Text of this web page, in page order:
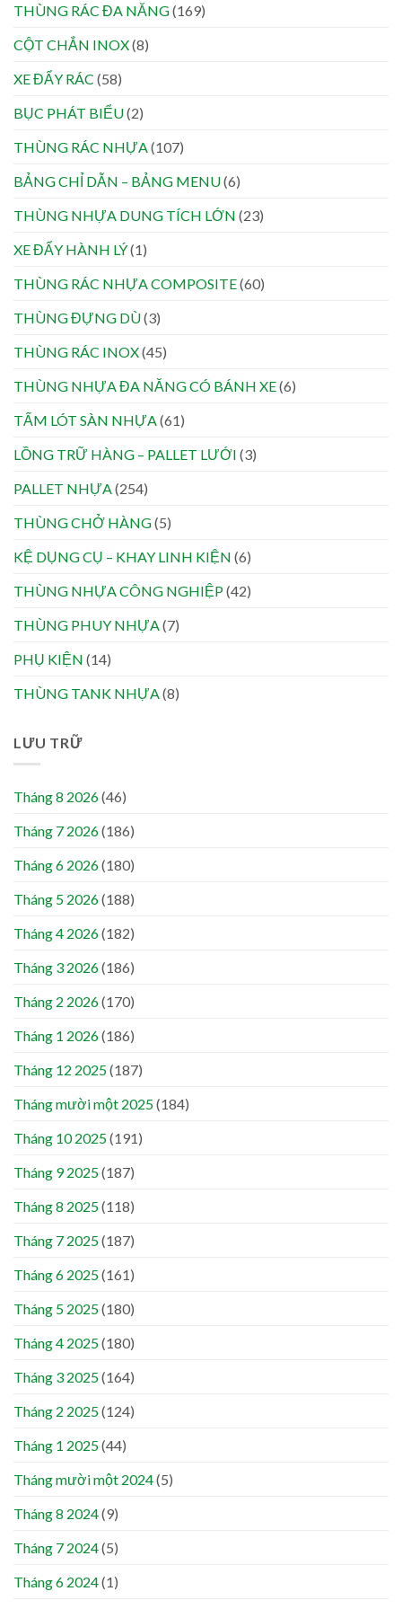
THÙNG RÁC ĐA NĂNG(169)
CỘT CHẮN INOX(8)
XE ĐẨY RÁC (58)
BỤC PHÁT BIỂU(2)
THÙNG RÁC NHỰA(107)
BẢNG CHỈ DẪN – BẢNG MENU(6)
THÙNG NHỰA DUNG TÍCH LỚN (23)
XE ĐẨY HÀNH LÝ(1)
THÙNG RÁC NHỰA COMPOSITE(60)
THÙNG ĐỰNG DÙ(3)
THÙNG RÁC INOX(45)
THÙNG NHỰA ĐA NĂNG CÓ BÁNH XE(6)
TẤM LÓT SÀN NHỰA(61)
LỒNG TRỮ HÀNG – PALLET LƯỚI (3)
PALLET NHỰA(254)
THÙNG CHỞ HÀNG(5)
KỆ DỤNG CỤ – KHAY LINH KIỆN (6)
THÙNG NHỰA CÔNG NGHIỆP(42)
THÙNG PHUY NHỰA(7)
PHỤ KIỆN (14)
THÙNG TANK NHỰA(8)
LƯU TRỮ
Tháng 8 2026(46)
Tháng 7 2026(186)
Tháng 6 2026(180)
Tháng 5 2026(188)
Tháng 4 2026(182)
Tháng 3 2026(186)
Tháng 2 2026(170)
Tháng 1 2026(186)
Tháng 12 2025(187)
Tháng mười một 2025(184)
Tháng 10 2025(191)
Tháng 9 2025(187)
Tháng 8 2025(118)
Tháng 7 2025(187)
Tháng 6 2025(161)
Tháng 5 2025(180)
Tháng 4 2025(180)
Tháng 3 2025(164)
Tháng 2 2025(124)
Tháng 1 2025(44)
Tháng mười một 2024(5)
Tháng 8 2024(9)
Tháng 7 2024(5)
Tháng 6 2024(1)